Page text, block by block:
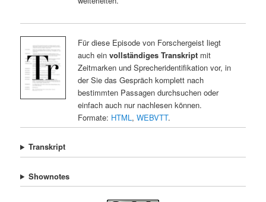
Für diese Episode von Forschergeist liegt
auch ein vollständiges Transkriptmit
Zeitmarken und Sprecheridentifikation vor, in
der Sie das Gespräch komplett nach
bestimmten Passagen durchsuchen oder
einfach auch nur nachlesen können.
Formate: HTML , WEBVTT.
Transkript
Shownotes